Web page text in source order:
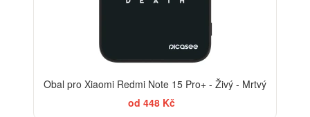
Obal pro Xiaomi Redmi Note 15 Pro+ - Živý - Mrtvý
od 448 Kč